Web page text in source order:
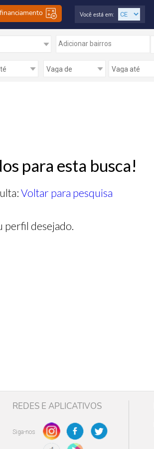
Você está em:
Adicionar bairros
para esta busca!
Voltar para pesquisa
perfil desejado.
REDES E APLICATIVOS
Siga-nos